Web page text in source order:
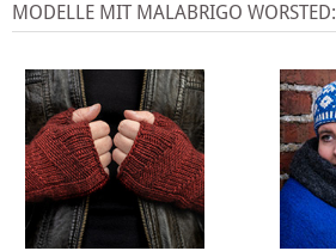
MODELLE MIT MALABRIGO WORSTED: